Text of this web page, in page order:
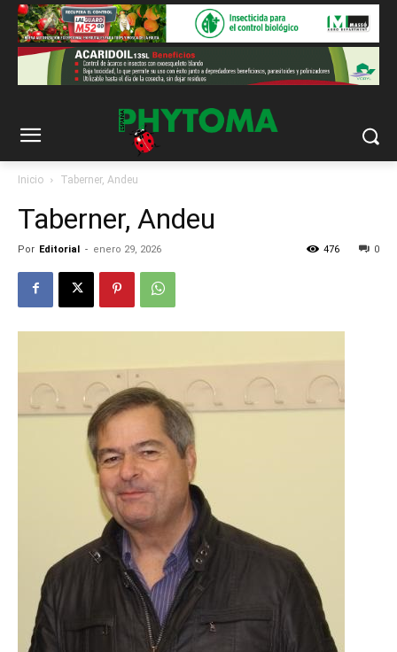
Inicio Taberner, Andeu
Taberner, Andeu
Por Editorial - enero 29, 2026 0
476